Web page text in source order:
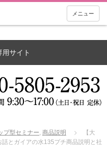
メニュー
用サイト
プ型セミナー, 商品説明
【大
とガイアの水135プチ商品説明と社